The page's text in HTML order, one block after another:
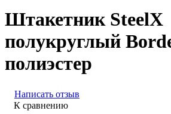
Штакетник SteelX
полукруглый
полиэстер
Написать отзыв
К сравнению